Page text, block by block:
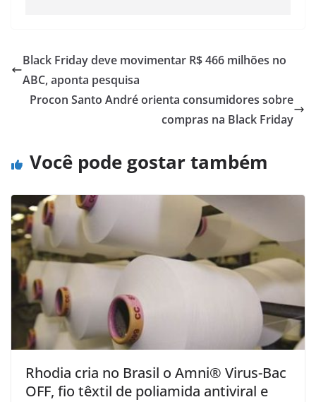
Black Friday deve movimentar R$ 466 milhões no
ABC, aponta pesquisa
Procon Santo André orienta consumidores sobre
compras na Black Friday
Você pode gostar também
Rhodia cria no Brasil o Amni® Virus-Bac
OFF, fio têxtil de poliamida antiviral e